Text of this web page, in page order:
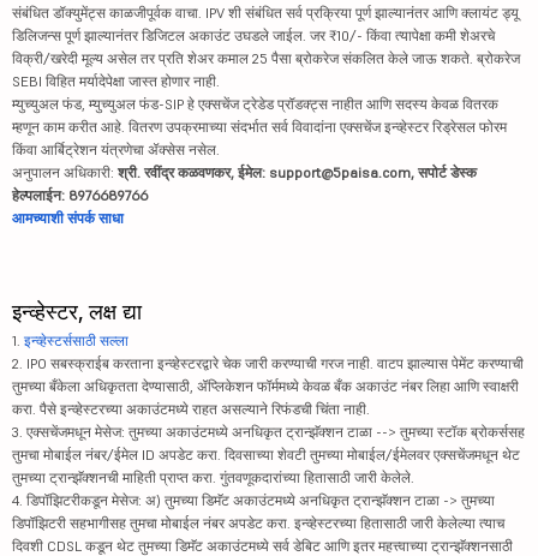
संबंधित डॉक्युमेंट्स काळजीपूर्वक वाचा. IPV शी संबंधित सर्व प्रक्रिया पूर्ण झाल्यानंतर आणि क्लायंट ड्यू
डिलिजन्स पूर्ण झाल्यानंतर डिजिटल अकाउंट उघडले जाईल. जर ₹10/- किंवा त्यापेक्षा कमी शेअरचे
विक्री/खरेदी मूल्य असेल तर प्रति शेअर कमाल 25 पैसा ब्रोकरेज संकलित केले जाऊ शकते. ब्रोकरेज
SEBI विहित मर्यादेपेक्षा जास्त होणार नाही.
म्युच्युअल फंड, म्युच्युअल फंड-SIP हे एक्सचेंज ट्रेडेड प्रॉडक्ट्स नाहीत आणि सदस्य केवळ वितरक
म्हणून काम करीत आहे. वितरण उपक्रमाच्या संदर्भात सर्व विवादांना एक्सचेंज इन्व्हेस्टर रिड्रेसल फोरम
किंवा आर्बिट्रेशन यंत्रणेचा ॲक्सेस नसेल.
अनुपालन अधिकारी: श्री. रवींद्र कळवणकर, ईमेल: support@5paisa.com, सपोर्ट डेस्क
हेल्पलाईन: 8976689766
आमच्याशी संपर्क साधा
इन्व्हेस्टर, लक्ष द्या
1. इन्व्हेस्टर्ससाठी सल्ला
2. IPO सबस्क्राईब करताना इन्व्हेस्टरद्वारे चेक जारी करण्याची गरज नाही. वाटप झाल्यास पेमेंट करण्याची
तुमच्या बँकेला अधिकृतता देण्यासाठी, ॲप्लिकेशन फॉर्ममध्ये केवळ बँक अकाउंट नंबर लिहा आणि स्वाक्षरी
करा. पैसे इन्व्हेस्टरच्या अकाउंटमध्ये राहत असल्याने रिफंडची चिंता नाही.
3. एक्सचेंजमधून मेसेज: तुमच्या अकाउंटमध्ये अनधिकृत ट्रान्झॅक्शन टाळा --> तुमच्या स्टॉक ब्रोकर्ससह
तुमचा मोबाईल नंबर/ईमेल ID अपडेट करा. दिवसाच्या शेवटी तुमच्या मोबाईल/ईमेलवर एक्सचेंजमधून थेट
तुमच्या ट्रान्झॅक्शनची माहिती प्राप्त करा. गुंतवणूकदारांच्या हितासाठी जारी केलेले.
4. डिपॉझिटरीकडून मेसेज: अ) तुमच्या डिमॅट अकाउंटमध्ये अनधिकृत ट्रान्झॅक्शन टाळा -> तुमच्या
डिपॉझिटरी सहभागीसह तुमचा मोबाईल नंबर अपडेट करा. इन्व्हेस्टरच्या हितासाठी जारी केलेल्या त्याच
दिवशी CDSL कडून थेट तुमच्या डिमॅट अकाउंटमध्ये सर्व डेबिट आणि इतर महत्त्वाच्या ट्रान्झॅक्शनसाठी